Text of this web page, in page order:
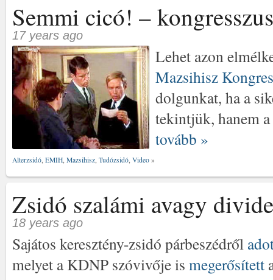
Semmi cicó! –
17 years ago
Lehet azon
Mazsihisz
dolgunkat, ha a
tekintjük, hanem
tovább »
Alterzsidó, EMIH, Mazsihisz, Tudózsidó, Video »
Zsidó szalámi avagy
18 years ago
Sajátos keresztény-zsidó párbeszédről
melyet a KDNP szóvivője is megerősített